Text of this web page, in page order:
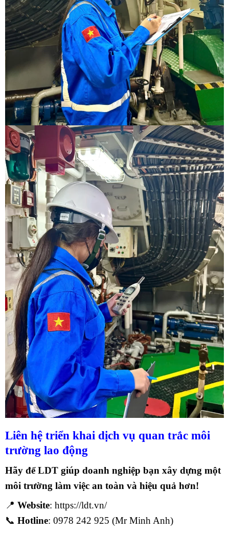
Liên hệ triển khai dịch vụ quan trắc môi
trường lao động
Hãy đểLDTgiúp doanh nghiệp bạn xây dựng một
môi trường làm việc an toàn và hiệu quả hơn!
📍 Website: https://ldt.vn/
📞 Hotline: 0978 242 925 (Mr Minh Anh)